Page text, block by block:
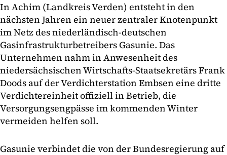
In Achim (Landkreis Verden) entsteht in den
nächsten Jahren ein neuer zentraler Knotenpunkt
im Netz des niederländisch-deutschen
Gasinfrastrukturbetreibers Gasunie. Das
Unternehmen nahm in Anwesenheit des
niedersächsischen Wirtschafts-Staatsekretärs Frank
Doods auf der Verdichterstation Embsen eine dritte
Verdichtereinheit offiziell in Betrieb, die
Versorgungsengpässe im kommenden Winter
vermeiden helfen soll.
Gasunie verbindet die von der Bundesregierung auf